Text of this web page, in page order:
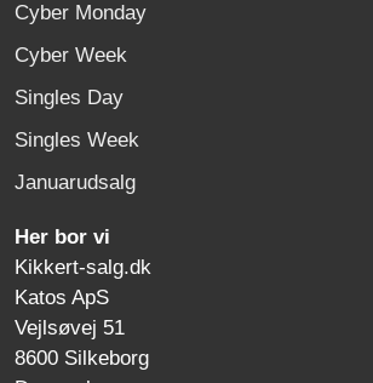
Cyber Monday
Cyber Week
Singles Day
Singles Week
Januarudsalg
Her bor vi
Kikkert-salg.dk
Katos ApS
Vejlsøvej 51
8600 Silkeborg